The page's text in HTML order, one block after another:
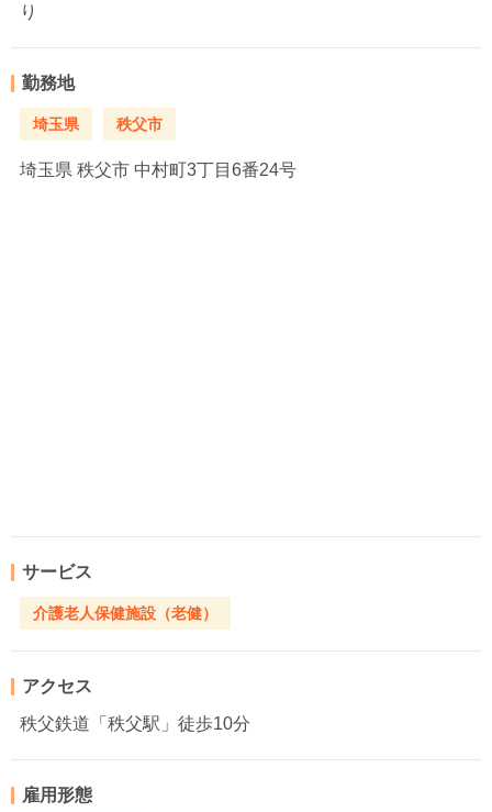
り
勤務地
埼玉県 秩父市
埼玉県 秩父市 中村町3丁目6番24号
サービス
介護老人保健施設（老健）
アクセス
秩父鉄道「秩父駅」徒歩10分
雇用形態